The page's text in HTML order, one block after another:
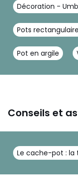
Décoration -
Pots
Pot en argile
Conseils et
Le cache-pot :